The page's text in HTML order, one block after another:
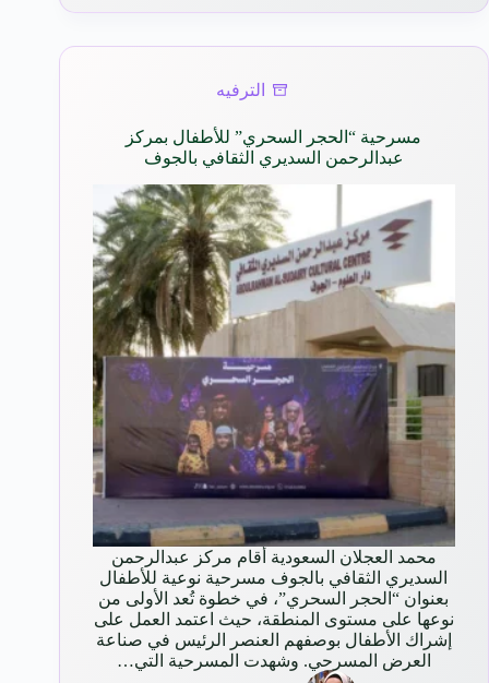
الترفيه
مسرحية “الحجر السحري” للأطفال بمركز
عبدالرحمن السديري الثقافي بالجوف
محمد العجلان السعودية أقام مركز عبدالرحمن
السديري الثقافي بالجوف مسرحية نوعية للأطفال
بعنوان “الحجر السحري”، في خطوة تُعد الأولى من
نوعها على مستوى المنطقة، حيث اعتمد العمل على
إشراك الأطفال بوصفهم العنصر الرئيس في صناعة
العرض المسرحي. وشهدت المسرحية التي…